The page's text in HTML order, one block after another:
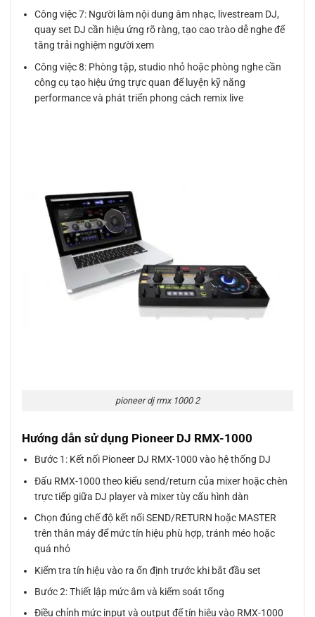
Công việc 7: Người làm nội dung âm nhạc, livestream DJ,
quay set DJ cần hiệu ứng rõ ràng, tạo cao trào dễ nghe để
tăng trải nghiệm người xem
Công việc 8: Phòng tập, studio nhỏ hoặc phòng nghe cần
công cụ tạo hiệu ứng trực quan để luyện kỹ năng
performance và phát triển phong cách remix live
pioneer dj rmx 1000 2
Hướng dẫn sử dụng Pioneer DJ RMX-1000
Bước 1: Kết nối Pioneer DJ RMX-1000 vào hệ thống DJ
Đấu RMX-1000 theo kiểu send/return của mixer hoặc chèn
trực tiếp giữa DJ player và mixer tùy cấu hình dàn
Chọn đúng chế độ kết nối SEND/RETURN hoặc MASTER
trên thân máy để mức tín hiệu phù hợp, tránh méo hoặc
quá nhỏ
Kiểm tra tín hiệu vào ra ổn định trước khi bắt đầu set
Bước 2: Thiết lập mức âm và kiểm soát tổng
Điều chỉnh mức input và output để tín hiệu vào RMX-1000